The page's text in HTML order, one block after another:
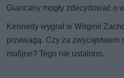
Giancany mogły zdecydować o
Kennedy wygrał w Wirginii
przewagą. Czy za zwycięstwem
mafijne? Tego nie ustalono.